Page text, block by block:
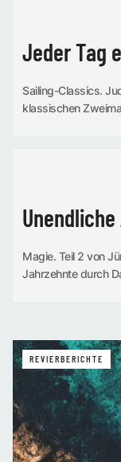
Jeder Tag
Sailing-Classics.
klassischen
Magie. Teil 2 von
Jahrzehnte durch
REVIERBERICHTE